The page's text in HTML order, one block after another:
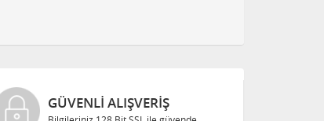
CANLI DESTEK